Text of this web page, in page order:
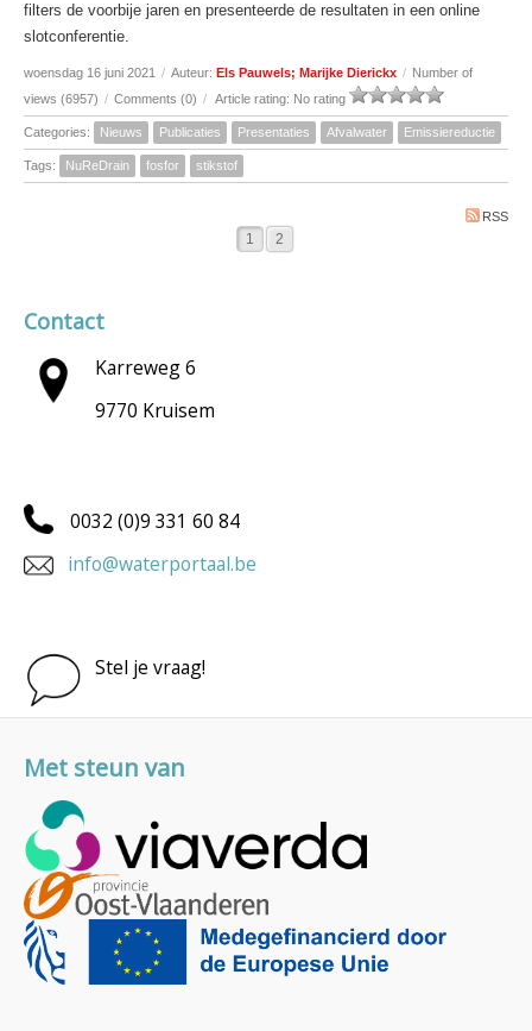
filters de voorbije jaren en presenteerde de resultaten in een online
slotconferentie.
woensdag 16 juni 2021 / Auteur: Els Pauwels; Marijke Dierickx / Number of
views (6957) / Comments (0) / Article rating: No rating
Categories: Nieuws Publicaties Presentaties Afvalwater Emissiereductie
Tags: NuReDrain fosfor stikstof
RSS
1 2
Contact
Karreweg 6
9770 Kruisem
0032 (0)9 331 60 84
info@waterportaal.be
Stel je vraag!
Met steun van